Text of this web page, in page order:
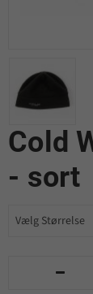
Cold
- sort
